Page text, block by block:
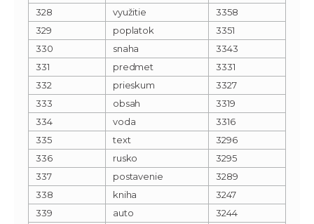
328
využitie
3358
329
poplatok
3351
330
snaha
3343
331
predmet
3331
332
prieskum
3327
333
obsah
3319
334
voda
3316
335
text
3296
336
rusko
3295
337
postavenie
3289
338
kniha
3247
339
auto
3244